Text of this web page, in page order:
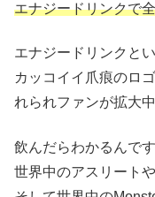
エナジードリンクで
エナジードリンクと
カッコイイ爪痕のロ
れられファンが拡大中
飲んだらわかるんです
世界中のアスリート